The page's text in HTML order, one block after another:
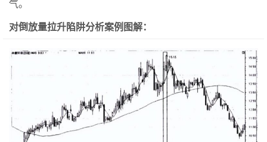
气。
对倒放量拉升陷阱分析案例图解：